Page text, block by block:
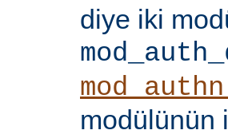
diye iki
modülünün